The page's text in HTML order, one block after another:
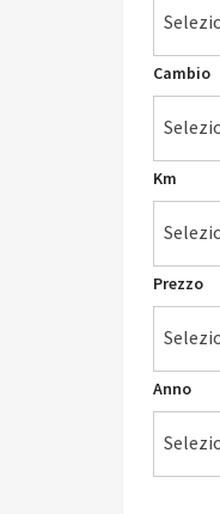
Cambio
Km
Prezzo
Anno